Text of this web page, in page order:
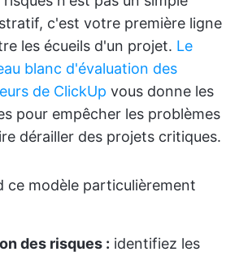
c'est votre première ligne
les écueils d'un projet. Le
blanc d'évaluation des
de ClickUp vous donne les
pour empêcher les problèmes
dérailler des projets critiques.
ce modèle particulièrement
des risques : identifiez les